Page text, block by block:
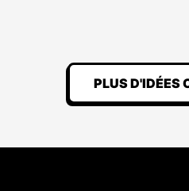
PLUS D'IDÉES